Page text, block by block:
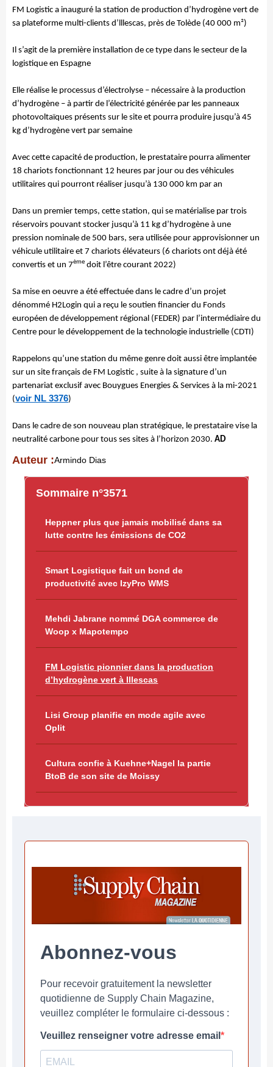
Sommaire n°3571
Heppner plus que jamais mobilisé dans sa
lutte contre les émissions de CO2
Smart Logistique fait un bond de
productivité avec IzyPro WMS
Mehdi Jabrane nommé DGA commerce de
Woop x Mapotempo
FM Logistic pionnier dans la production
d’hydrogène vert à Illescas
Lisi Group planifie en mode agile avec
Oplit
Cultura confie à Kuehne+Nagel la partie
BtoB de son site de Moissy
FM Logistic a inauguré la station de production d’hydrogène vert de
sa plateforme multi-clients d’lllescas, près de Tolède (40 000 m²)
Il s’agit de la première installation de ce type dans le secteur de la
logistique en Espagne
Elle réalise le processus d’électrolyse – nécessaire à la production
d’hydrogène – à partir de l’électricité générée par les panneaux
photovoltaïques présents sur le site et pourra produire jusqu’à 45
kg d’hydrogène vert par semaine
Avec cette capacité de production, le prestataire pourra alimenter
18 chariots fonctionnant 12 heures par jour ou des véhicules
utilitaires qui pourront réaliser jusqu’à 130 000 km par an
Dans un premier temps, cette station, qui se matérialise par trois
réservoirs pouvant stocker jusqu’à 11 kg d’hydrogène à une
pression nominale de 500 bars, sera utilisée pour approvisionner un
véhicule utilitaire et 7 chariots élévateurs (6 chariots ont déjà été
convertis et un 7ème doit l’être courant 2022)
Sa mise en oeuvre a été effectuée dans le cadre d’un projet
dénommé H2Login qui a reçu le soutien financier du Fonds
européen de développement régional (FEDER) par l’intermédiaire du
Centre pour le développement de la technologie industrielle (CDTI)
Rappelons qu’une station du même genre doit aussi être implantée
sur un site français de FM Logistic , suite à la signature d’un
partenariat exclusif avec Bouygues Energies & Services à la mi-2021
(voir NL 3376)
Dans le cadre de son nouveau plan stratégique, le prestataire vise la
neutralité carbone pour tous ses sites à l’horizon 2030. AD
Auteur :Armindo Dias